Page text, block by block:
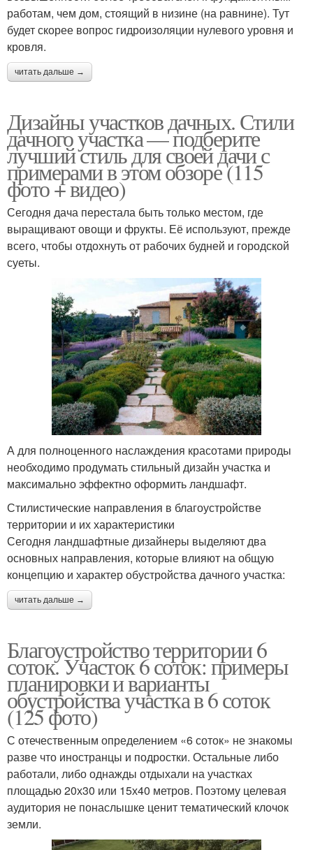
работам, чем дом, стоящий в низине (на равнине). Тут
будет скорее вопрос гидроизоляции нулевого уровня и
кровля.
читать дальше →
Дизайны участков дачных. Стили
дачного участка — подберите
лучший стиль для своей дачи с
примерами в этом обзоре (115
фото + видео)
Сегодня дача перестала быть только местом, где
выращивают овощи и фрукты. Её используют, прежде
всего, чтобы отдохнуть от рабочих будней и городской
суеты.
А для полноценного наслаждения красотами природы
необходимо продумать стильный дизайн участка и
максимально эффектно оформить ландшафт.
Стилистические направления в благоустройстве
территории и их характеристики
Сегодня ландшафтные дизайнеры выделяют два
основных направления, которые влияют на общую
концепцию и характер обустройства дачного участка:
читать дальше →
Благоустройство территории 6
соток. Участок 6 соток: примеры
планировки и варианты
обустройства участка в 6 соток
(125 фото)
С отечественным определением «6 соток» не знакомы
разве что иностранцы и подростки. Остальные либо
работали, либо однажды отдыхали на участках
площадью 20х30 или 15х40 метров. Поэтому целевая
аудитория не понаслышке ценит тематический клочок
земли.